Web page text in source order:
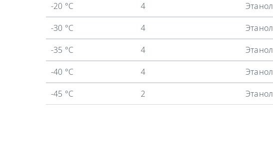
-20 °C
4 Этанол
-30 °C
4 Этанол
-35 °C
4 Этанол
-40 °C
4 Этанол
-45 °C
2 Этанол